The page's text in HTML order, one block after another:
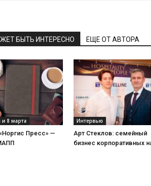
БЫТЬ ИНТЕРЕСНО ЕЩЕ ОТ АВТОРА
и 8 марта
Пресс» —
Интервью
Арт Стеклов: семейный
бизнес корпоративных